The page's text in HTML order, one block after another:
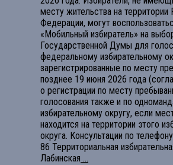
месту жительства на территории
Федерации, могут
«Мобильный избиратель» на
Государственной Думы для
федеральному избирательному
зарегистрированные по месту
позднее 19 июня 2026 года
о регистрации по месту
голосования также и по
избирательному округу, если
находится на территории этого
округа. Консультации по
86 Территориальная
Лабинская ...